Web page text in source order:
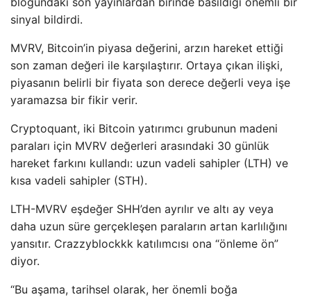
sinyal bildirdi.
MVRV, Bitcoin’in piyasa değerini, arzın hareket ettiği
son zaman değeri ile karşılaştırır. Ortaya çıkan ilişki,
piyasanın belirli bir fiyata son derece değerli veya işe
yaramazsa bir fikir verir.
Cryptoquant, iki Bitcoin yatırımcı grubunun madeni
paraları için MVRV değerleri arasındaki 30 günlük
hareket farkını kullandı: uzun vadeli sahipler (LTH) ve
kısa vadeli sahipler (STH).
LTH-MVRV eşdeğer SHH’den ayrılır ve altı ay veya
daha uzun süre gerçekleşen paraların artan karlılığını
yansıtır. Crazzyblockkk katılımcısı ona “önleme ön”
diyor.
“Bu aşama, tarihsel olarak, her önemli boğa